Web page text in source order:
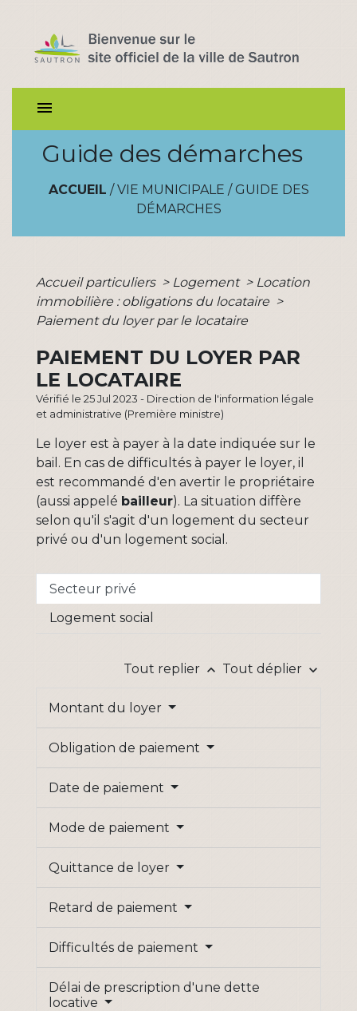
menu
Guide des démarches
ACCUEIL / VIE MUNICIPALE / GUIDE DES
DÉMARCHES
Accueil particuliers > Logement > Location
immobilière : obligations du locataire >
Paiement du loyer par le locataire
PAIEMENT DU LOYER PAR
LE LOCATAIRE
Vérifié le 25 Jul 2023 - Direction de l'information légale
et administrative (Première ministre)
Le loyer est à payer à la date indiquée sur le
bail. En cas de difficultés à payer le loyer, il
est recommandé d'en avertir le propriétaire
(aussi appelé bailleur). La situation diffère
selon qu'il s'agit d'un logement du secteur
privé ou d'un logement social.
Secteur privé
Logement social
Tout replier keyboard_arrow_up Tout déplier keyboard_arrow_down
Montant du loyer
Obligation de paiement
Date de paiement
Mode de paiement
Quittance de loyer
Retard de paiement
Difficultés de paiement
Délai de prescription d'une dette
locative